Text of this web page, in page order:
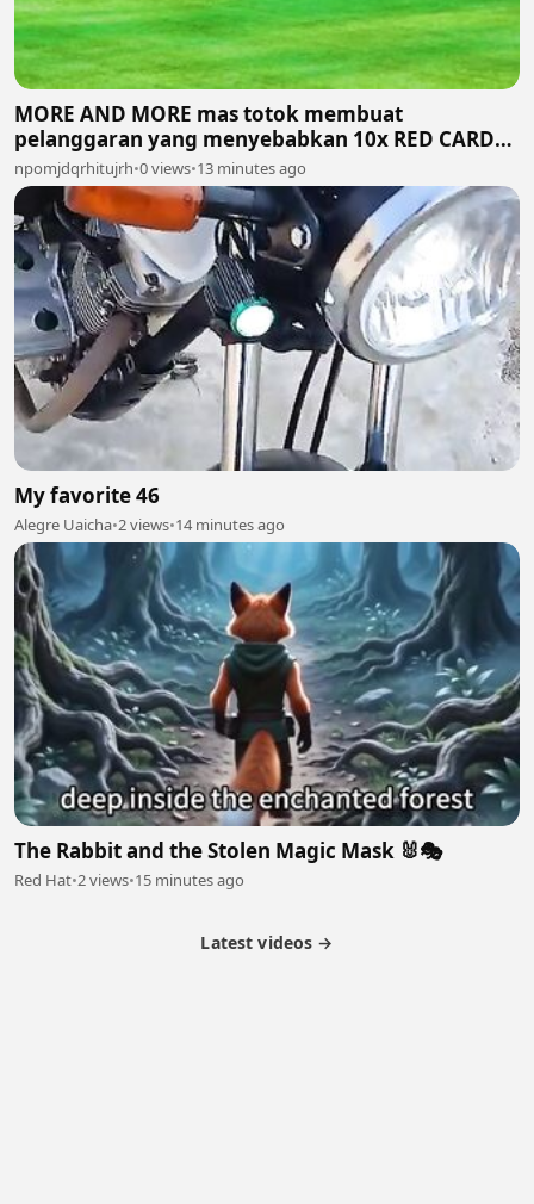
MORE AND MORE mas totok membuat
pelanggaran yang menyebabkan 10x RED CARD🤣
😭😭😭 2
npomjdqrhitujrh•0 views•13 minutes ago
My favorite 46
Alegre Uaicha•2 views•14 minutes ago
The Rabbit and the Stolen Magic Mask 🐰🎭
Red Hat•2 views•15 minutes ago
Latest videos →